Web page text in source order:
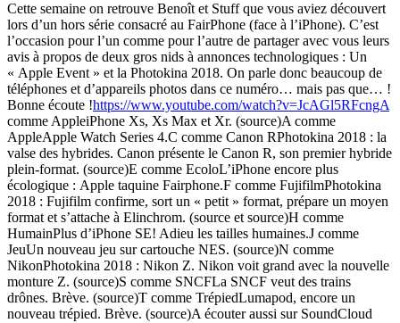
Cette semaine on retrouve Benoît et Stuff que vous aviez découvert
lors d’un hors série consacré au FairPhone (face à l’iPhone). C’est
l’occasion pour l’un comme pour l’autre de partager avec vous leurs
avis à propos de deux gros nids à annonces technologiques : Un
« Apple Event » et la Photokina 2018. On parle donc beaucoup de
téléphones et d’appareils photos dans ce numéro… mais pas que… !
Bonne écoute !https://www.youtube.com/watch?v=JcAGl5RFcngA
comme AppleiPhone Xs, Xs Max et Xr. (source)A comme
AppleApple Watch Series 4.C comme Canon RPhotokina 2018 : la
valse des hybrides. Canon présente le Canon R, son premier hybride
plein-format. (source)E comme EcoloL’iPhone encore plus
écologique : Apple taquine Fairphone.F comme FujifilmPhotokina
2018 : Fujifilm confirme, sort un « petit » format, prépare un moyen
format et s’attache à Elinchrom. (source et source)H comme
HumainPlus d’iPhone SE! Adieu les tailles humaines.J comme
JeuUn nouveau jeu sur cartouche NES. (source)N comme
NikonPhotokina 2018 : Nikon Z. Nikon voit grand avec la nouvelle
monture Z. (source)S comme SNCFLa SNCF veut des trains
drônes. Brève. (source)T comme TrépiedLumapod, encore un
nouveau trépied. Brève. (source)A écouter aussi sur SoundCloud